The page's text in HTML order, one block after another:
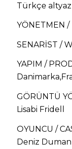
Türkçe
YÖNETMEN /
SENARİST /
YAPIM /
GÖRÜNTÜ
Lisabi Fridell
OYUNCU /
Deniz